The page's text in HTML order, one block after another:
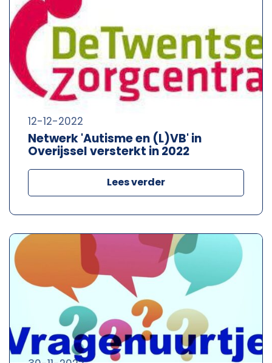
Netwerk 'Autisme en (L)VB' in
Overijssel versterkt in 2022
12-12-2022
Lees verder